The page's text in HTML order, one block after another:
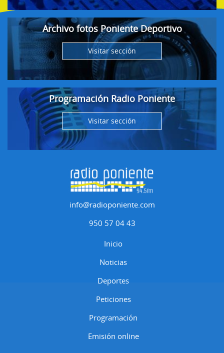
Archivo fotos Poniente Deportivo
Visitar sección
Programación Radio Poniente
Visitar sección
info@radioponiente.com
950 57 04 43
Inicio
Noticias
Deportes
Peticiones
Programación
Emisión online